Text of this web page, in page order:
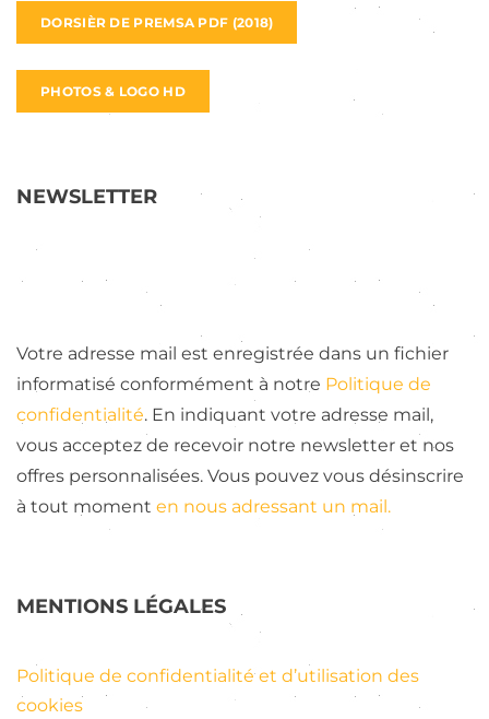
DORSIÈR DE PREMSA PDF (2018)
PHOTOS & LOGO HD
NEWSLETTER
Votre adresse mail est enregistrée dans un fichier
informatisé conformément à notre Politique de
confidentialité. En indiquant votre adresse mail,
vous acceptez de recevoir notre newsletter et nos
offres personnalisées. Vous pouvez vous désinscrire
à tout moment en nous adressant un mail.
MENTIONS LÉGALES
Politique de confidentialité et d’utilisation des
cookies